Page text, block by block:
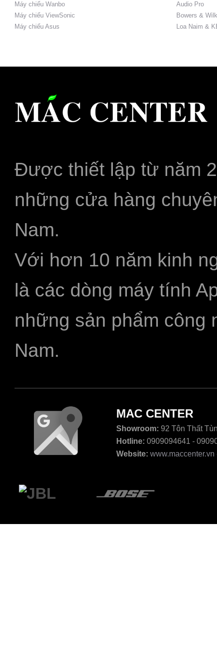
Máy chiếu Wanbo
Máy chiếu ViewSonic
Máy chiếu Asus
Audio Pro
Bowers &
Loa Naim &
Được thiết lập từ năm
những cửa hàng
Nam.
Với hơn 10 năm kinh
là các dòng máy tính
những sản phẩm công
Nam.
MAC CENTER
Showroom: 92 Tôn Thất
Hotline: 0909094641 -
Website: www.maccenter.vn